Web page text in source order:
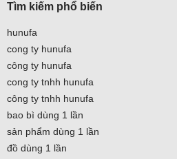
Tìm kiếm phổ biến
hunufa
cong ty hunufa
công ty hunufa
cong ty tnhh hunufa
công ty tnhh hunufa
bao bì dùng 1 lần
sản phẩm dùng 1 lần
đồ dùng 1 lần